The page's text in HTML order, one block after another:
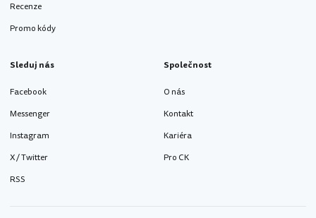
Recenze
Promo kódy
Sleduj nás
Facebook
Messenger
Instagram
X / Twitter
RSS
Společnost
O nás
Kontakt
Kariéra
Pro CK